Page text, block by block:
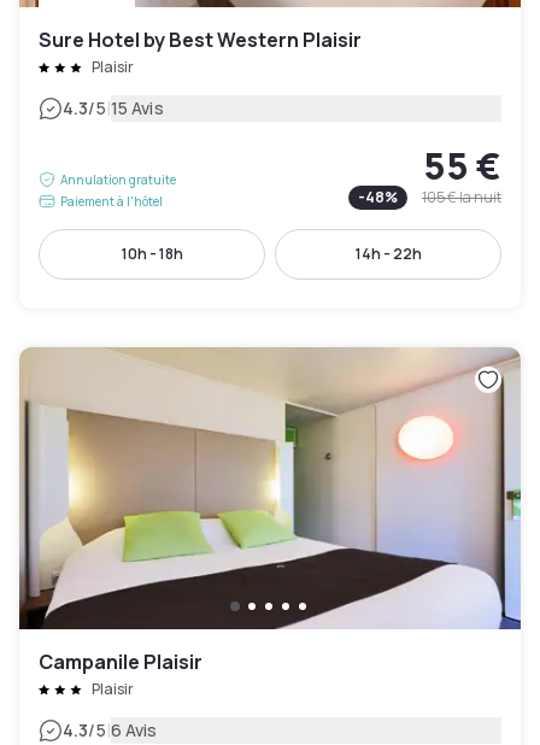
Sure Hotel by Best Western Plaisir
Plaisir
4.3/5|15 Avis
Annulation gratuite
Paiement à l'hôtel
55 €
-48% 105 €la nuit
10h - 18h 14h - 22h
Campanile Plaisir
Plaisir
4.3/5|6 Avis